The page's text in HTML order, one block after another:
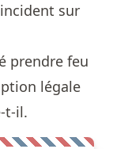
sur
prendre feu
légale
t-il.